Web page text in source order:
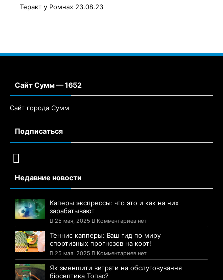
Теракт у Ромнах 23.08.23
Сайт Сумм — 1652
Сайт города Сумм
Подписаться
Недавние новости
Каперы экспрессы: что это и как на них
зарабатывают
25 мая, 2025 Комментариев нет
Теннис капперы: Ваш гид по миру
спортивных прогнозов на корт!
25 мая, 2025 Комментариев нет
Як зменшити витрати на обслуговування
біосептика Топас?